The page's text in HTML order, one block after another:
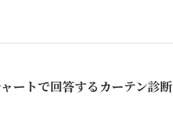
ートで回答するカーテン診断